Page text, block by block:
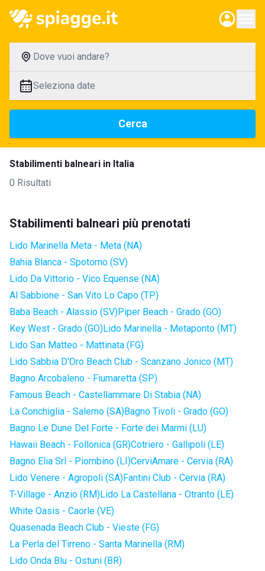
Dove vuoi andare?
Seleziona date
Cerca
Stabilimenti balneari in Italia
0 Risultati
Stabilimenti balneari più prenotati
Lido Marinella Meta - Meta (NA)
Bahia Blanca - Spotorno (SV)
Lido Da Vittorio - Vico Equense (NA)
Al Sabbione - San Vito Lo Capo (TP)
Baba Beach - Alassio (SV)Piper Beach - Grado (GO)
Key West - Grado (GO)Lido Marinella - Metaponto (MT)
Lido San Matteo - Mattinata (FG)
Lido Sabbia D'Oro Beach Club - Scanzano Jonico (MT)
Bagno Arcobaleno - Fiumaretta (SP)
Famous Beach - Castellammare Di Stabia (NA)
La Conchiglia - Salerno (SA)Bagno Tivoli - Grado (GO)
Bagno Le Dune Del Forte - Forte dei Marmi (LU)
Hawaii Beach - Follonica (GR)Cotriero - Gallipoli (LE)
Bagno Elia Srl - Piombino (LI)CerviAmare - Cervia (RA)
Lido Venere - Agropoli (SA)Fantini Club - Cervia (RA)
T-Village - Anzio (RM)Lido La Castellana - Otranto (LE)
White Oasis - Caorle (VE)
Quasenada Beach Club - Vieste (FG)
La Perla del Tirreno - Santa Marinella (RM)
Lido Onda Blu - Ostuni (BR)